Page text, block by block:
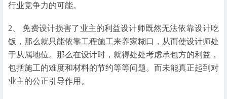
行业竞争力的可能。
2、 免费设计损害了业主的利益设计师既然无法依靠设计吃
饭，那么就只能依靠工程施工来养家糊口，从而使设计师处
于从属地位。那么在设计时，就得处处考虑承包方的利益，
包括施工的难度和材料的节约等等问题。而未能真正起到对
业主的公正引导作用。